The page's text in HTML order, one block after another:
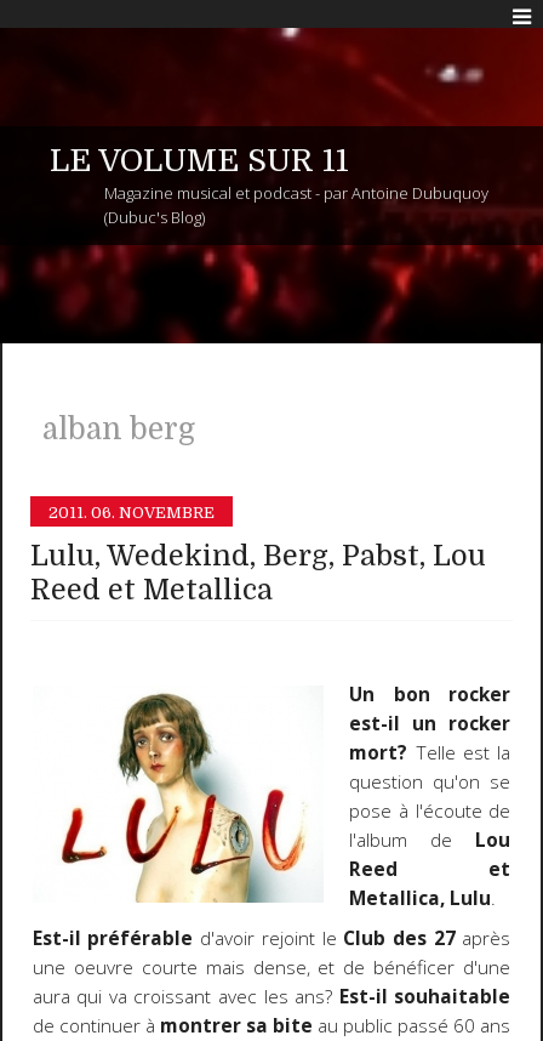
LE VOLUME SUR 11
Magazine musical et podcast - par Antoine Dubuquoy
(Dubuc's Blog)
alban berg
2011. 06. NOVEMBRE
Lulu, Wedekind, Berg, Pabst, Lou
Reed et Metallica
Un bon rocker
est-il un rocker
mort? Telle est la
question qu'on se
pose à l'écoute de
l'album de Lou
Reed et
Metallica, Lulu.
Est-il préférable d'avoir rejoint le Club des 27après
une oeuvre courte mais dense, et de bénéficer d'une
aura qui va croissant avec les ans? Est-il souhaitable
de continuer à montrer sa bite au public passé 60 ans